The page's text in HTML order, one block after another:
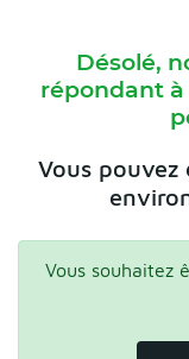
Désolé,
répondant à
Vous pouvez
Vous souhaitez